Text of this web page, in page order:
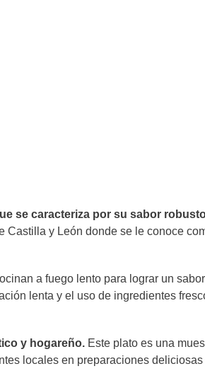
se caracteriza por su sabor
Castilla y León donde se le conoce
a fuego lento para lograr un sabor
lenta y el uso de ingredientes
y hogareño. Este plato es una
locales en preparaciones deliciosas